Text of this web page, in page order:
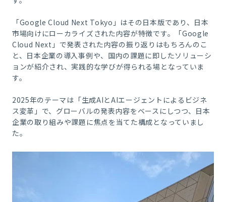
「Google Cloud Next Tokyo」はその日本版であり、日本
市場向けにローカライズされた内容が特徴です。「Google
Cloud Next」で発表された内容の振り返りはもちろんのこ
と、日本企業の導入事例や、国内の課題に即したソリューシ
ョンが紹介され、実践的な学びが得られる場となっていま
す。
2025年のテーマは「生成AIとAIエージェントによるビジネ
ス変革」で、グローバルの発表内容をベースにしつつ、日本
企業の取り組みや課題に焦点を当てた構成となっていまし
た。